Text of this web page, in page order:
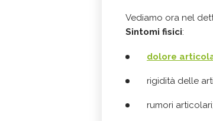
Vediamo ora nel
Sintomi fisici:
dolore
rigidità delle
rumori articolari;